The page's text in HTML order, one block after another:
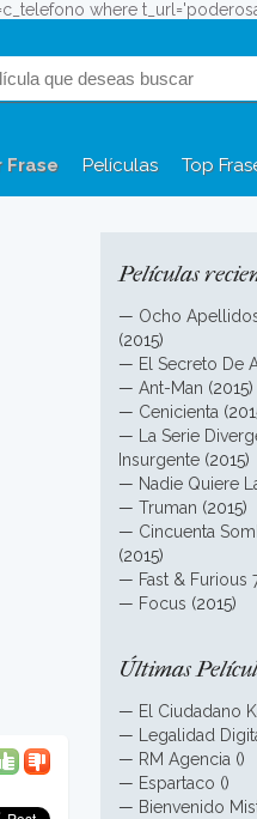
where
Frase Películas Top
Películas
— Ocho
(2015)
— El Secreto De
— Ant-Man (2015)
— Cenicienta
—
La Serie
Insurgente (2015)
— Nadie Quiere
— Truman (2015)
— Cincuenta
(2015)
— Fast & Furious
— Focus (2015)
Últimas
— El Ciudadano
—
Legalidad
— RM Agencia ()
— Espartaco ()
— Bienvenido